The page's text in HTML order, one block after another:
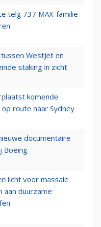
telg 737 MAX-familie
WestJet en
staking in zicht
komende
route naar Sydney
documentaire
Boeing
licht voor massale
aan duurzame